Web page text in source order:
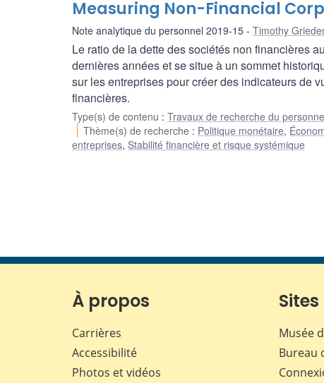
Measuring Non-Financial
Note analytique du personnel 2019-15 Timothy Grieder
Le ratio de la dette des sociétés non financières
dernières années et se situe à un sommet
sur les entreprises pour créer des indicateurs de
financières.
Type(s) de contenu : Travaux de recherche du
Thème(s) de recherche : Politique monétaire,
entreprises, Stabilité financière et risque systémique
À propos
Carrières
Accessibilité
Photos et vidéos
Musée
Bureau